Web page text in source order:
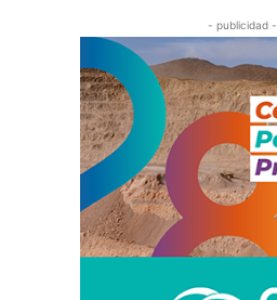
- publicidad -